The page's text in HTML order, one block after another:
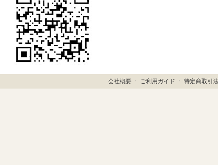
会社概要ㆍ ご利用ガイド ㆍ 特定商取引